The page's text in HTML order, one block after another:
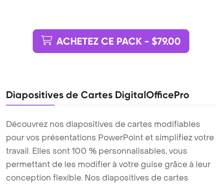
ACHETEZ CE PACK - $79.00
Diapositives de Cartes DigitalOfficePro
Découvrez nos diapositives de cartes modifiables
pour vos présentations PowerPoint et simplifiez votre
travail. Elles sont 100 % personnalisables, vous
permettant de les modifier à votre guise grâce à leur
conception flexible. Nos diapositives de cartes